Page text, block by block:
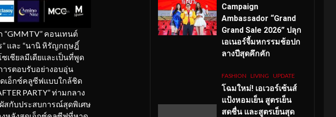
“GMMTV” คอนเทนต์
” และ “นานิ หิรัญกฤษฎิ์
เชียลมีเดียและเป็นที่พูด
รตอบรับอย่างอบอุ่น
เอ็กซ์คลูซีฟแบบใกล้ชิด
PARTY” ท่ามกลาง
สกับประสบการณ์สุดพิเศษ
Campaign
Ambassador “Grand
Grand Sale 2026” ปลุก
เอเนอร์จี้มหกรรมช้อปก
ลางปีสุดคึกคัก
FASHION LIVING UPDATE
โฉมใหม่! เอเวอร์เซ้นส์
แป้งหอมเย็น สูตรเย็น
สดชื่น และสูตรเย็นสุด